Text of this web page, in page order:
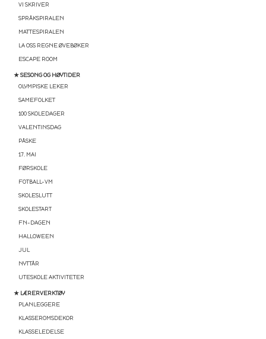
VI SKRIVER
SPRÅKSPIRALEN
MATTESPIRALEN
LA OSS REGNE ØVEBØKER
ESCAPE ROOM
★ SESONG OG HØYTIDER
OLYMPISKE LEKER
SAMEFOLKET
100 SKOLEDAGER
VALENTINSDAG
PÅSKE
17. MAI
FØRSKOLE
FOTBALL-VM
SKOLESLUTT
SKOLESTART
FN-DAGEN
HALLOWEEN
JUL
NYTTÅR
UTESKOLE AKTIVITETER
★ LÆRERVERKTØY
PLANLEGGERE
KLASSEROMSDEKOR
KLASSELEDELSE